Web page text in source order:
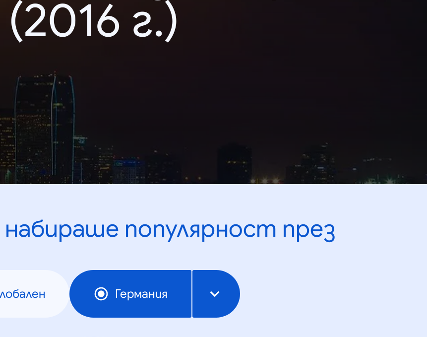
(2016 г.)
популярност през
Германия